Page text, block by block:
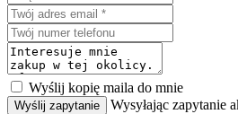
Wyślij kopię maila do mnie
Wyślij zapytanie Wysyłając zapytanie